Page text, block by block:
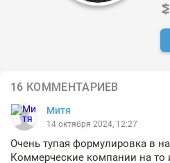
16 КОММЕНТАРИЕВ
Митя
14 октября 2024, 12:27
Очень тупая формулировка в
Коммерческие компании на то